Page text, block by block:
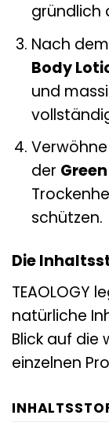
gründlich
Nach
Body
und
der
schützen.
Die
TEAOLOGY
natürliche
Blick auf
einzelnen